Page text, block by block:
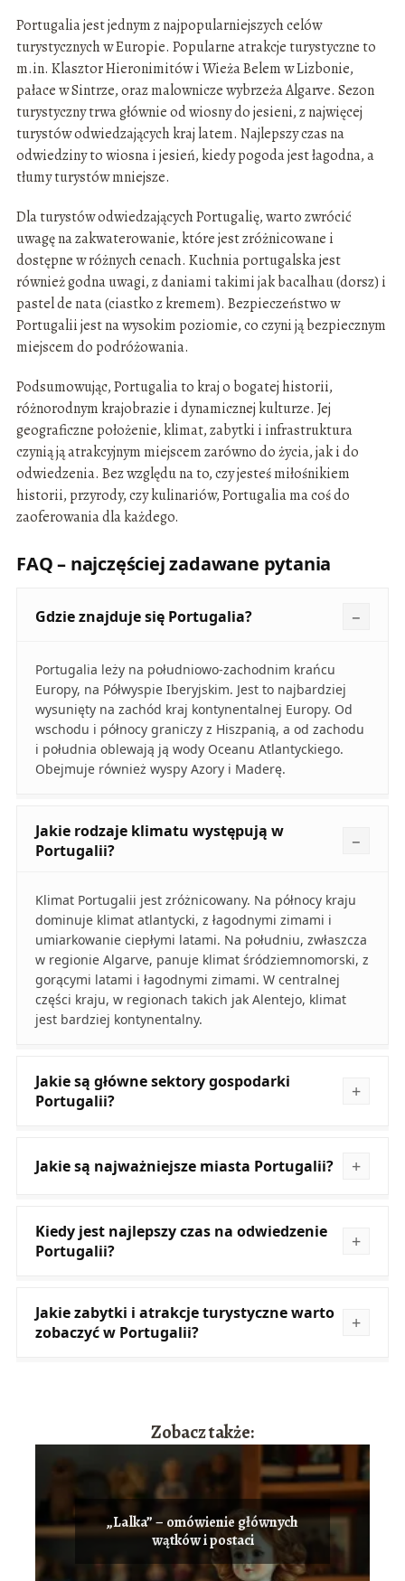
Portugalia jest jednym z najpopularniejszych celów
turystycznych w Europie. Popularne atrakcje turystyczne to
m.in. Klasztor Hieronimitów i Wieża Belem w Lizbonie,
pałace w Sintrze, oraz malownicze wybrzeża Algarve. Sezon
turystyczny trwa głównie od wiosny do jesieni, z najwięcej
turystów odwiedzających kraj latem. Najlepszy czas na
odwiedziny to wiosna i jesień, kiedy pogoda jest łagodna, a
tłumy turystów mniejsze.
Dla turystów odwiedzających Portugalię, warto zwrócić
uwagę na zakwaterowanie, które jest zróżnicowane i
dostępne w różnych cenach. Kuchnia portugalska jest
również godna uwagi, z daniami takimi jak bacalhau (dorsz) i
pastel de nata (ciastko z kremem). Bezpieczeństwo w
Portugalii jest na wysokim poziomie, co czyni ją bezpiecznym
miejscem do podróżowania.
Podsumowując, Portugalia to kraj o bogatej historii,
różnorodnym krajobrazie i dynamicznej kulturze. Jej
geograficzne położenie, klimat, zabytki i infrastruktura
czynią ją atrakcyjnym miejscem zarówno do życia, jak i do
odwiedzenia. Bez względu na to, czy jesteś miłośnikiem
historii, przyrody, czy kulinariów, Portugalia ma coś do
zaoferowania dla każdego.
FAQ – najczęściej zadawane pytania
Gdzie znajduje się Portugalia?
Portugalia leży na południowo-zachodnim krańcu
Europy, na Półwyspie Iberyjskim. Jest to najbardziej
wysunięty na zachód kraj kontynentalnej Europy. Od
wschodu i północy graniczy z Hiszpanią, a od zachodu
i południa oblewają ją wody Oceanu Atlantyckiego.
Obejmuje również wyspy Azory i Maderę.
Jakie rodzaje klimatu występują w
Portugalii?
Klimat Portugalii jest zróżnicowany. Na północy kraju
dominuje klimat atlantycki, z łagodnymi zimami i
umiarkowanie ciepłymi latami. Na południu, zwłaszcza
w regionie Algarve, panuje klimat śródziemnomorski, z
gorącymi latami i łagodnymi zimami. W centralnej
części kraju, w regionach takich jak Alentejo, klimat
jest bardziej kontynentalny.
Jakie są główne sektory gospodarki
Portugalii?
Jakie są najważniejsze miasta Portugalii?
Kiedy jest najlepszy czas na odwiedzenie
Portugalii?
Jakie zabytki i atrakcje turystyczne warto
zobaczyć w Portugalii?
Zobacz także:
„Lalka” – omówienie głównych
wątków i postaci